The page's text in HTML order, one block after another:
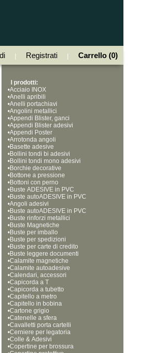
Registrati Carrello (0)
I prodotti:
•Acciaio INOX
•Anelli apribili
•Anelli portachiavi
•Angolini metallici
•Appendi Blister, ganci
•Appendi Blister adesivi
•Appendi Poster
•Arrotonda angoli
•Basette adesive
•Bollini tondi bi adesivi
•Bollini tondi mono adesivi
•Borchie decorative
•Bottone a pressione
•Bottoni con perno
•Buste ADESIVE in PVC
•Buste autoADESIVE in PVC
•Angoli adesivi
•Buste autoADESIVE in PVC
•Buste rinforzi metallici
•Buste Magnetiche
•Buste per imballo
•Buste per spedizioni
•Buste per carte di credito
•Buste leggere documenti
•Calamite magnetiche
•Calamite autoadesive
•Calendari, accessori
•Capicorda a T
•Capicorda a tubetto
•Capitello a metro
•Capitello in bobina
•Cartone grigio
•Catenelle a sfera
•Cavalletti porta cartelli
•Cerniere per legatoria
•Colle & Adesivi
•Copertine per brossura